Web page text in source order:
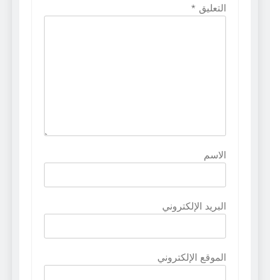
التعليق *
الاسم
البريد الإلكتروني
الموقع الإلكتروني